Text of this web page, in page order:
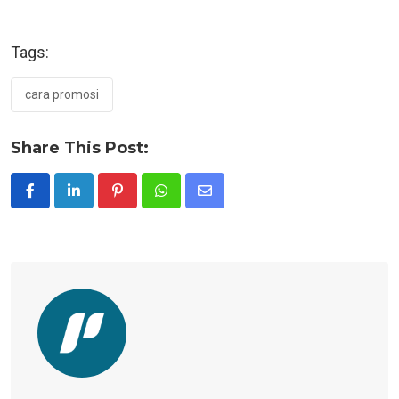
Tags:
cara promosi
Share This Post:
PinterestWhatsappShare